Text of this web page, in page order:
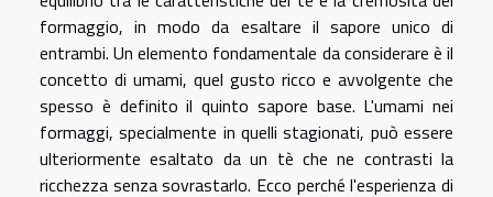
formaggio, in modo da esaltare il sapore unico di
entrambi. Un elemento fondamentale da considerare è il
concetto di umami, quel gusto ricco e avvolgente che
spesso è definito il quinto sapore base. L'umami nei
formaggi, specialmente in quelli stagionati, può essere
ulteriormente esaltato da un tè che ne contrasti la
ricchezza senza sovrastarlo. Ecco perché l'esperienza di